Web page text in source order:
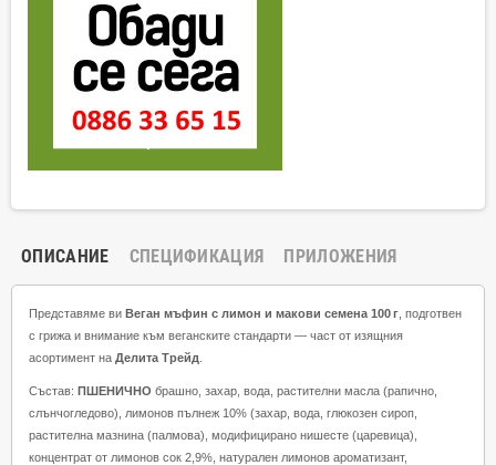
ОПИСАНИЕ СПЕЦИФИКАЦИЯ ПРИЛОЖЕНИЯ
Представяме ви Веган мъфин с лимон и макови семена 100 г , подготвен
с грижа и внимание към веганските стандарти — част от изящния
асортимент на Делита Трейд
Състав: ПШЕНИЧНО брашно, захар, вода, растителни масла (рапично,
слънчогледово), лимонов пълнеж 10% (захар, вода, глюкозен сироп,
растителна мазнина (палмова), модифицирано нишесте (царевица),
концентрат от лимонов сок 2,9%, натурален лимонов ароматизант,